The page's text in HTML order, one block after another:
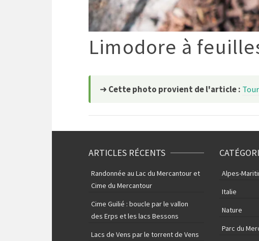
Limodore à
➜ Cette photo provient de l'article :
ARTICLES RÉCENTS
Randonnée au Lac du Mercantour et
Cime du Mercantour
Cime Guilié : boucle par le vallon
des Erps et les lacs Bessons
Lacs de Vens par le torrent de Vens
Alpes-
Italie
Nature
Parc du